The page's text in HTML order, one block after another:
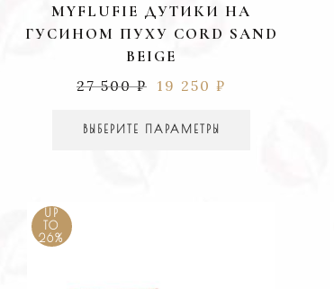
MYFLUFIE ДУТИКИ НА
ГУСИНОМ ПУХУ CORD SAND
BEIGE
27 500₽ 19 250 ₽
ВЫБЕРИТЕ ПАРАМЕТРЫ
UP
TO
26%